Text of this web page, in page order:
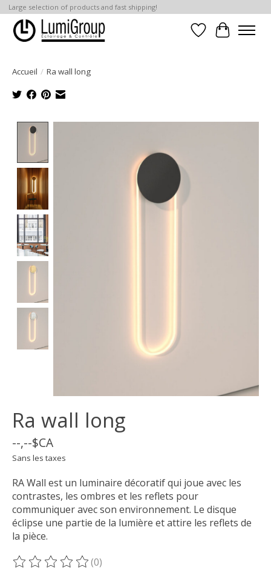
Large selection of products and fast shipping!
Liste dePanier
Accueil / Ra wall long
Ra wall long
--,--$CA
Sans les taxes
RA Wall est un luminaire décoratif qui joue avec les
contrastes, les ombres et les reflets pour
communiquer avec son environnement. Le disque
éclipse une partie de la lumière et attire les reflets de
la pièce.
Ce produit est évalué à
(0)